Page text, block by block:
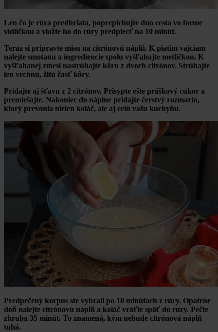
Len čo je rúra predhriata, poprepichujte dno cesta vo forme
vidličkou a vložte ho do rúry predpiecť na 10 minút.
Teraz si pripravte misu na citrónovú náplň. K piatim vajciam
nalejte smotanu a ingrediencie spolu vyšľahajte metličkou. K
vyšľahanej zmesi nastrúhajte kôru z dvoch citrónov. Strúhajte
len vrchnú, žltú časť kôry.
Pridajte aj šťavu z 2 citrónov. Prisypte ešte práškový cukor a
premiešajte. Nakoniec do náplne pridajte čerstvý rozmarín,
ktorý prevonia nielen koláč, ale aj celú vašu kuchyňu.
Predpečený korpus ste vybrali po 10 minútach z rúry. Opatrne
doň nalejte citrónovú náplň a koláč vráťte späť do rúry. Pečte
zhruba 35 minút. To znamená, kým nebude citrónová náplň
tuhá.